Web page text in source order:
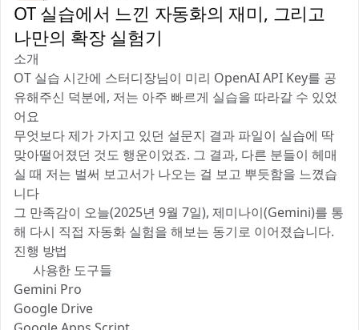
OT 실습에서 느낀 자동화의 재미, 그리고
나만의 확장 실험기
소개
OT 실습 시간에 스터디장님이 미리 OpenAI API Key를 공
유해주신 덕분에, 저는 아주 빠르게 실습을 따라갈 수 있었
어요 🙌
무엇보다 제가 가지고 있던 설문지 결과 파일이 실습에 딱
맞아떨어졌던 것도 행운이었죠. 그 결과, 다른 분들이 헤매
실 때 저는 벌써 보고서가 나오는 걸 보고 뿌듯함을 느꼈습
니다 😎
그 만족감이 오늘(2025년 9월 7일), 제미나이(Gemini)를 통
해 다시 직접 자동화 실험을 해보는 동기로 이어졌습니다.
진행 방법
🛠 사용한 도구들
Gemini Pro
Google Drive